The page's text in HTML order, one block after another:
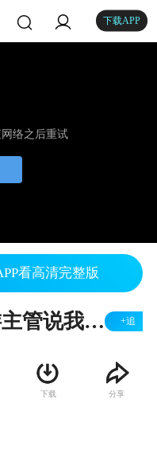
下载APP
络之后重试
看高清完整版
2010年12月31日久游主管说我们和九城一样是不怕被骂的 +追
下载 分享